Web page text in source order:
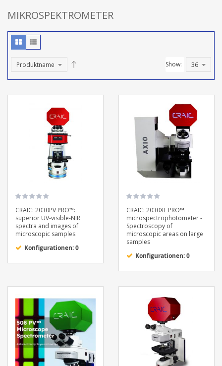
MIKROSPEKTROMETER
Show:
CRAIC: 2030PV PRO™:
superior UV-visible-NIR
spectra and images of
microscopic samples
Konfigurationen: 0
CRAIC: 2030XL PRO™
microspectrophotometer -
Spectroscopy of
microscopic areas on large
samples
Konfigurationen: 0